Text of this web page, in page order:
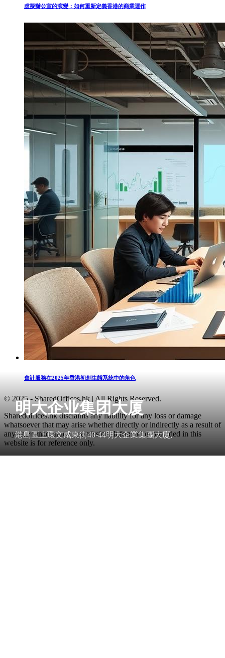
明大企业集团大厦
港島區上環文咸東街40-44明大企業集團大廈,
虛擬辦公室的演變：如何重新定義香港的商業運作
會計服務在2025年香港初創生態系統中的角色
© 2025 - SharedOffices.hk | All Rights Reserved.
Sharedoffices.hk disclaims any liability for any loss or damage
whatsoever that may arise whether directly or indirectly as a result of
any error, inaccuracy or omission. Information provided in this
website is for reference only.